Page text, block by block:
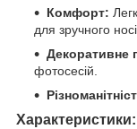
Комфорт:
для зручного
Декоративне
фотосесій.
Характеристики: